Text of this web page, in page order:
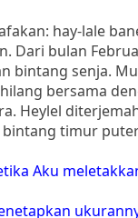
hay-lale
Dari bulan
bintang senja.
bersama
Heylel
timur
Aku